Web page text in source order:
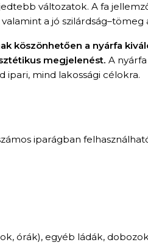
változatok. A fa
a jó szilárdság–tömeg
köszönhetően a nyárfa
megjelenést. A
mind lakossági célokra.
iparágban
órák), egyéb ládák,